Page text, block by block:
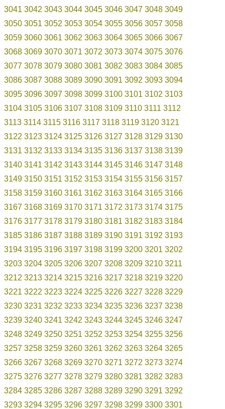
3041 3042 3043 3044 3045 3046 3047 3048 3049
3050 3051 3052 3053 3054 3055 3056 3057 3058
3059 3060 3061 3062 3063 3064 3065 3066 3067
3068 3069 3070 3071 3072 3073 3074 3075 3076
3077 3078 3079 3080 3081 3082 3083 3084 3085
3086 3087 3088 3089 3090 3091 3092 3093 3094
3095 3096 3097 3098 3099 3100 3101 3102 3103
3104 3105 3106 3107 3108 3109 3110 3111 3112
3113 3114 3115 3116 3117 3118 3119 3120 3121
3122 3123 3124 3125 3126 3127 3128 3129 3130
3131 3132 3133 3134 3135 3136 3137 3138 3139
3140 3141 3142 3143 3144 3145 3146 3147 3148
3149 3150 3151 3152 3153 3154 3155 3156 3157
3158 3159 3160 3161 3162 3163 3164 3165 3166
3167 3168 3169 3170 3171 3172 3173 3174 3175
3176 3177 3178 3179 3180 3181 3182 3183 3184
3185 3186 3187 3188 3189 3190 3191 3192 3193
3194 3195 3196 3197 3198 3199 3200 3201 3202
3203 3204 3205 3206 3207 3208 3209 3210 3211
3212 3213 3214 3215 3216 3217 3218 3219 3220
3221 3222 3223 3224 3225 3226 3227 3228 3229
3230 3231 3232 3233 3234 3235 3236 3237 3238
3239 3240 3241 3242 3243 3244 3245 3246 3247
3248 3249 3250 3251 3252 3253 3254 3255 3256
3257 3258 3259 3260 3261 3262 3263 3264 3265
3266 3267 3268 3269 3270 3271 3272 3273 3274
3275 3276 3277 3278 3279 3280 3281 3282 3283
3284 3285 3286 3287 3288 3289 3290 3291 3292
3293 3294 3295 3296 3297 3298 3299 3300 3301